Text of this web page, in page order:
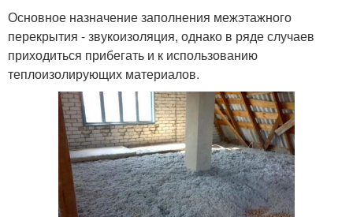
Основное назначение заполнения межэтажного
перекрытия - звукоизоляция, однако в ряде случаев
приходиться прибегать и к использованию
теплоизолирующих материалов.